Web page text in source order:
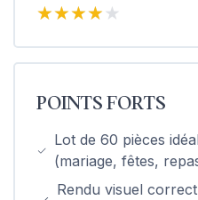
★★★★★
★★★★★
POINTS FORTS
Lot de 60 pièces
(mariage, fêtes,
Rendu visuel